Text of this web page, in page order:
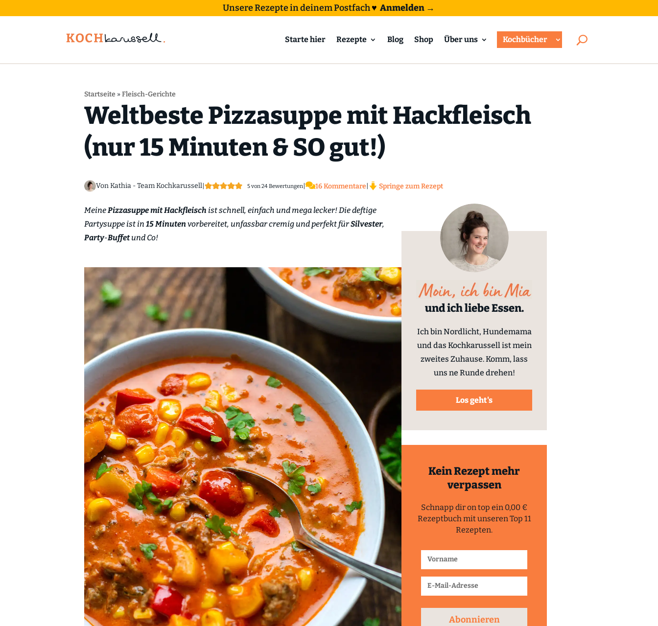
Unsere Rezepte in deinem Postfach♥ Anmelden →
Starte hier Rezepte Blog Shop Über uns Kochbücher
Startseite »Fleisch-Gerichte
Weltbeste Pizzasuppe mit Hackfleisch
(nur 15 Minuten & SO gut!)
Von Kathia - Team Kochkarussell 5von 24Bewertungen| 16 Kommentare Springe zum Rezept
MeinePizzasuppe mit Hackfleisch ist schnell, einfach und mega lecker! Die deftige
Partysuppe ist in 15 Minutenvorbereitet, unfassbar cremig und perfekt fürSilvester,
Party-Buffetund Co!
und ich liebe Essen.
Ich bin Nordlicht, Hundemama
und das Kochkarussell ist mein
zweites Zuhause. Komm, lass
uns ne Runde drehen!
Los geht's
Kein Rezept mehr
verpassen
Schnapp dir on top ein 0,00 €
Rezeptbuch mit unseren Top 11
Rezepten.
Abonnieren